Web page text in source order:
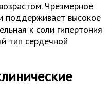
Чрезмерное
поддерживает высокое
к соли гипертония
тип сердечной